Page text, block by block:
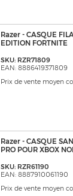
Razer - CASQUE
EDITION FORTNITE
SKU: RZR71809
EAN: 8886419371809
Prix de vente moyen
Razer - CASQUE
PRO POUR XBOX
SKU: RZR61190
EAN: 8887910061190
Prix de vente moyen